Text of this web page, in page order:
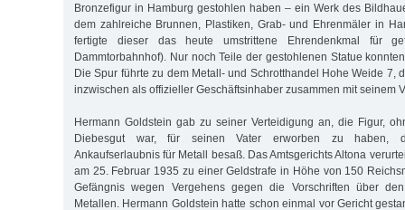
Bronzefigur in Hamburg gestohlen haben – ein Werk des
dem zahlreiche Brunnen, Plastiken, Grab- und Ehrenmäler in
fertigte dieser das heute umstrittene Ehrendenkmal für
Dammtorbahnhof). Nur noch Teile der gestohlenen Statue
Die Spur führte zu dem Metall- und Schrotthandel Hohe Weide 7,
inzwischen als offizieller Geschäftsinhaber zusammen mit seinem
Hermann Goldstein gab zu seiner Verteidigung an, die Figur,
Diebesgut war, für seinen Vater erworben zu haben,
Ankaufserlaubnis für Metall besaß. Das Amtsgerichts Altona
am 25. Februar 1935 zu einer Geldstrafe in Höhe von 150
Gefängnis wegen Vergehens gegen die Vorschriften über
Metallen. Hermann Goldstein hatte schon einmal vor Gericht